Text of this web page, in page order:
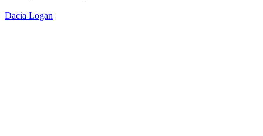
Dacia Logan